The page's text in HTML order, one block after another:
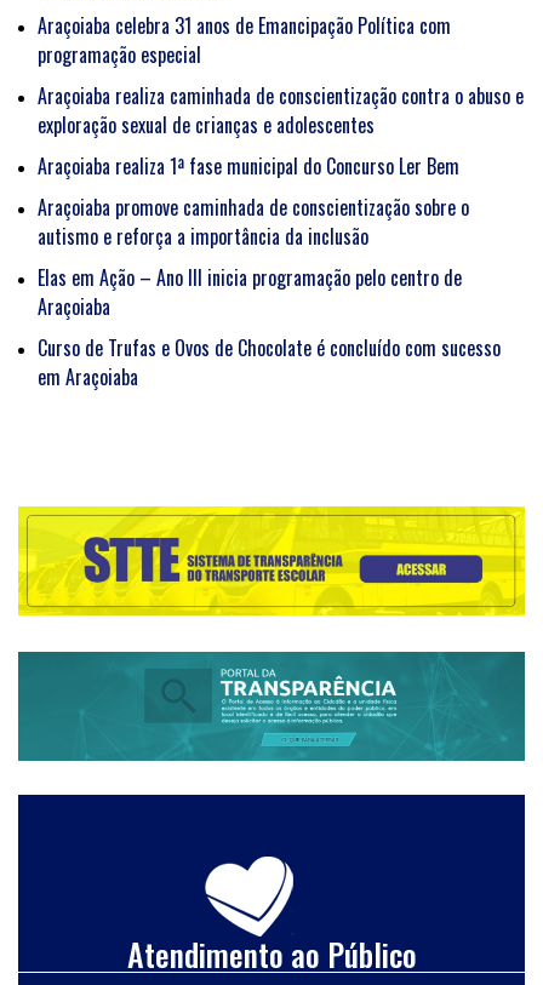
Araçoiaba celebra 31 anos de Emancipação Política com
programação especial
Araçoiaba realiza caminhada de conscientização contra o abuso e
exploração sexual de crianças e adolescentes
Araçoiaba realiza 1ª fase municipal do Concurso Ler Bem
Araçoiaba promove caminhada de conscientização sobre o
autismo e reforça a importância da inclusão
Elas em Ação – Ano III inicia programação pelo centro de
Araçoiaba
Curso de Trufas e Ovos de Chocolate é concluído com sucesso
em Araçoiaba
Atendimento ao Público